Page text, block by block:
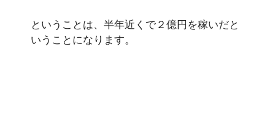
ということは、半年近くで２億円を稼いだと
いうことになります。